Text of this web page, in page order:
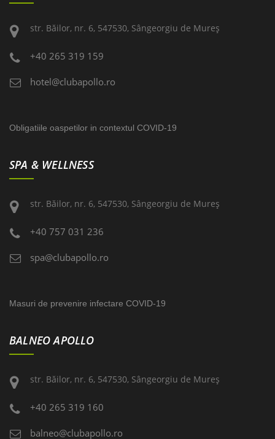
str. Băilor, nr. 6, 547530, Sângeorgiu de Mureş
+40 265 319 159
hotel@clubapollo.ro
Obligatiile oaspetilor in contextul COVID-19
SPA & WELLNESS
str. Băilor, nr. 6, 547530, Sângeorgiu de Mureş
+40 757 031 236
spa@clubapollo.ro
Masuri de prevenire infectare COVID-19
BALNEO APOLLO
str. Băilor, nr. 6, 547530, Sângeorgiu de Mureş
+40 265 319 160
balneo@clubapollo.ro